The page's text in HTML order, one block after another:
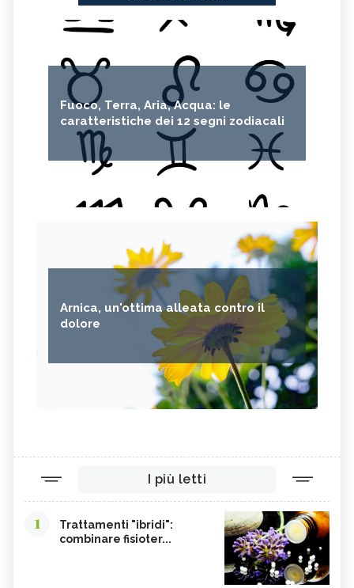
Fuoco, Terra, Aria, Acqua: le
caratteristiche dei 12 segni zodiacali
Arnica, un'ottima alleata contro il
dolore
I più letti
1
Trattamenti "ibridi":
combinare fisioter...